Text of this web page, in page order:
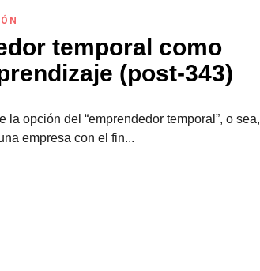
temporal como
(post-343)
la opción del “emprendedor temporal”, o sea,
empresa con el fin...